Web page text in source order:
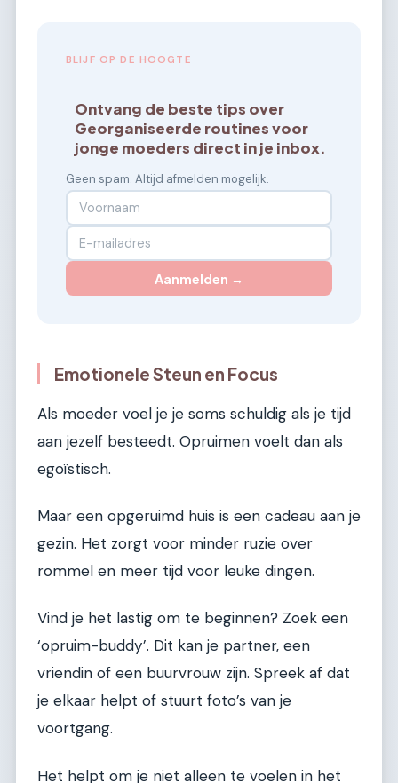
BLIJF OP DE HOOGTE
Ontvang de beste tips over
Georganiseerde routines voor
jonge moeders direct in je inbox.
Geen spam. Altijd afmelden mogelijk.
Aanmelden →
Emotionele Steun en Focus
Als moeder voel je je soms schuldig als je tijd
aan jezelf besteedt. Opruimen voelt dan als
egoïstisch.
Maar een opgeruimd huis is een cadeau aan je
gezin. Het zorgt voor minder ruzie over
rommel en meer tijd voor leuke dingen.
Vind je het lastig om te beginnen? Zoek een
‘opruim-buddy’. Dit kan je partner, een
vriendin of een buurvrouw zijn. Spreek af dat
je elkaar helpt of stuurt foto’s van je
voortgang.
Het helpt om je niet alleen te voelen in het